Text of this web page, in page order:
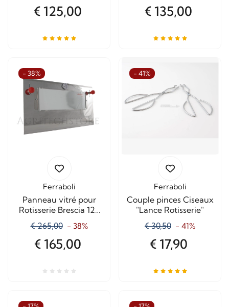
€ 125,00 € 135,00
- 38%
Ferraboli
Panneau vitré pour
Rotisserie Brescia 120
€ 265,00 - 38%
€ 165,00
- 41%
Ferraboli
Couple pinces Ciseaux
"Lance Rotisserie"
€ 30,50 - 41%
€ 17,90